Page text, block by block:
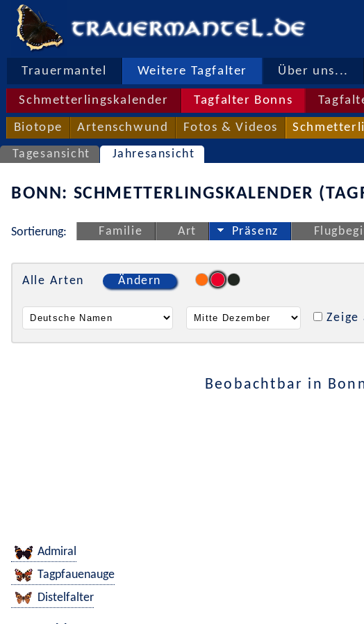
Trauermantel Weitere Tagfalter Über uns...
Schmetterlingskalender Tagfalter Bonns
Biotope Artenschwund Fotos & Videos
Tagesansicht Jahresansicht
BONN: SCHMETTERLINGSKALENDER
Sortierung: Familie Art Präsenz
Alle Arten Ändern
Zeige
Beobachtbar in
Admiral
Tagpfauenauge
Distelfalter